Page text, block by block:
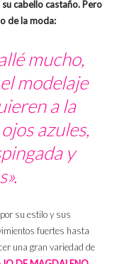
cabello castaño. Pero
de la moda:
mucho,
modelaje
a la
azules,
y
su estilo y sus
fuertes hasta
una gran variedad de